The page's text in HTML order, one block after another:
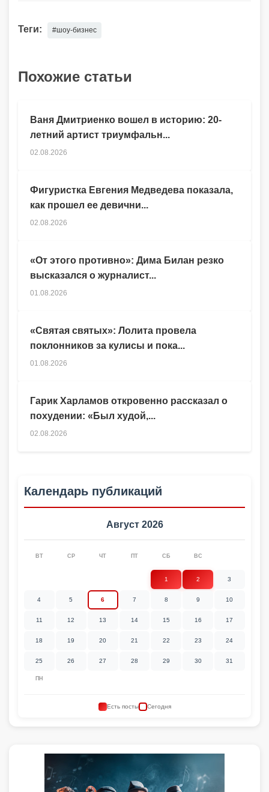
Теги: #шоу-бизнес
Похожие статьи
Гарик Харламов откровенно рассказал о
похудении: «Был худой,...
02.08.2026
Ваня Дмитриенко вошел в историю: 20-
летний артист триумфальн...
02.08.2026
Фигуристка Евгения Медведева показала,
как прошел ее девични...
02.08.2026
«От этого противно»: Дима Билан резко
высказался о журналист...
01.08.2026
«Святая святых»: Лолита провела
поклонников за кулисы и пока...
01.08.2026
Календарь публикаций
Август 2026
ПН
ВТ СР ЧТ ПТ СБ ВС
1 2 3
4 5 6 7 8 9 10
11 12 13 14 15 16 17
18 19 20 21 22 23 24
25 26 27 28 29 30 31
Есть посты Сегодня